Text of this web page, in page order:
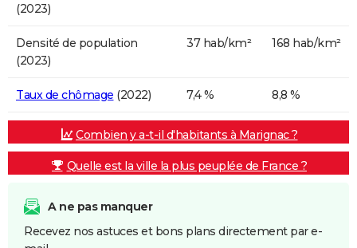
(2023)
Densité de population
(2023)
37 hab/km² 168 hab/km²
Taux de chômage (2022) 7,4 % 8,8 %
Combien y a-t-il d'habitants à Marignac ?
Quelle est la ville la plus peuplée de France ?
A ne pas manquer
Recevez nos astuces et bons plans directement par e-